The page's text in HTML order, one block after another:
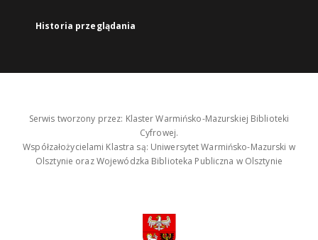
Historia przeglądania
Serwis tworzony przez: Klaster Warmińsko-Mazurskiej Biblioteki
Cyfrowej.
Współzałożycielami Klastra są: Uniwersytet Warmińsko-Mazurski w
Olsztynie oraz Wojewódzka Biblioteka Publiczna w Olsztynie